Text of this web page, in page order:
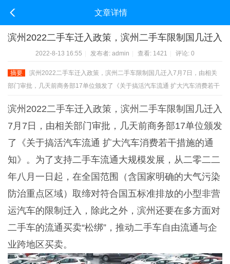
文章详情
滨州2022二手车迁入政策，滨州二手车限制国几迁入
2022-8-13 16:55 发布者: admin 查看: 1421 评论: 0
摘要
滨州2022二手车迁入政策，滨州二手车限制国几迁入7月7日，由相关
部门审批，几天前商务部17单位颁发了《关于搞活汽车流通 扩大汽车消费若干
在 ...
滨州2022二手车迁入政策，滨州二手车限制国几迁入
7月7日，由相关部门审批，几天前商务部17单位颁发
了《关于搞活汽车流通 扩大汽车消费若干措施的通
知》。为了支持二手车流通大规模发展，从二零二二
年八月一日起，在全国范围（含国家明确的大气污染
防治重点区域）取缔对符合国五标准排放的小型非营
运汽车的限制迁入，除此之外，滨州还要在多方面对
二手车的流通买卖“松绑”，推动二手车自由流通与企
业跨地区买卖。